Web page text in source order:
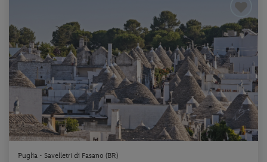
Puglia - Savelletri di Fasano (BR)